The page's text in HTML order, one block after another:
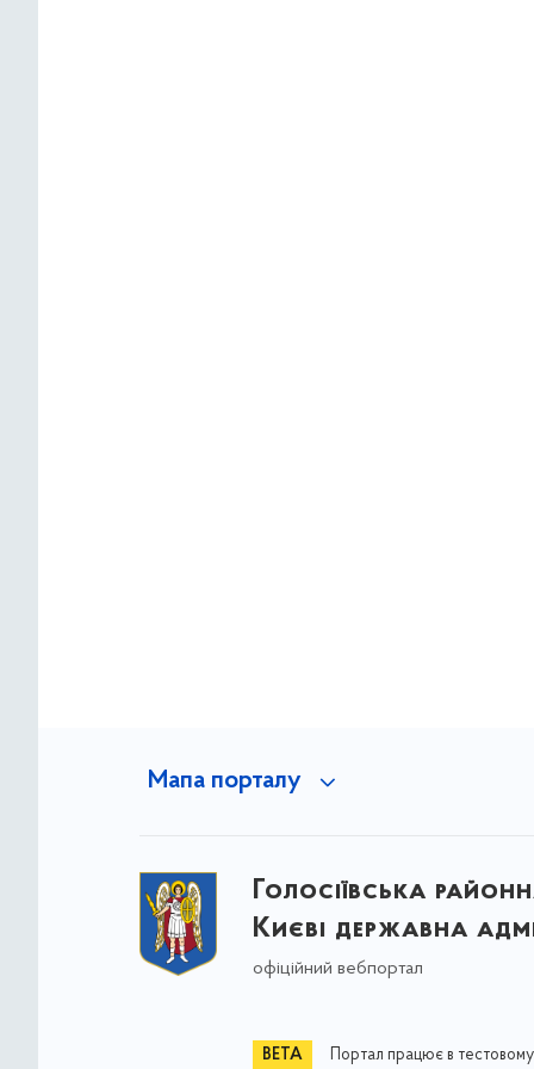
Мапа порталу
Голосіївська
Києві державна
офіційний вебпортал
Портал працює в